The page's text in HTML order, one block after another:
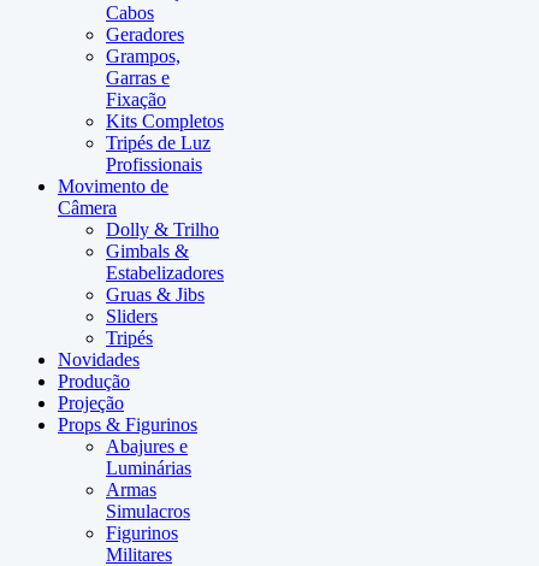
Cabos
Geradores
Grampos,
Garras e
Fixação
Kits Completos
Tripés de Luz
Profissionais
Movimento de
Câmera
Dolly & Trilho
Gimbals &
Estabelizadores
Gruas & Jibs
Sliders
Tripés
Novidades
Produção
Projeção
Props & Figurinos
Abajures e
Luminárias
Armas
Simulacros
Figurinos
Militares